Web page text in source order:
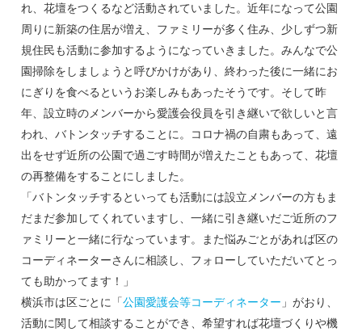
れ、花壇をつくるなど活動されていました。近年になって公園
周りに新築の住居が増え、ファミリーが多く住み、少しずつ新
規住民も活動に参加するようになっていきました。みんなで公
園掃除をしましょうと呼びかけがあり、終わった後に一緒にお
にぎりを食べるというお楽しみもあったそうです。そして昨
年、設立時のメンバーから愛護会役員を引き継いで欲しいと言
われ、バトンタッチすることに。コロナ禍の自粛もあって、遠
出をせず近所の公園で過ごす時間が増えたこともあって、花壇
の再整備をすることにしました。
「バトンタッチするといっても活動には設立メンバーの方もま
だまだ参加してくれていますし、一緒に引き継いだご近所のフ
ァミリーと一緒に行なっています。また悩みごとがあれば区の
コーディネーターさんに相談し、フォローしていただいてとっ
ても助かってます！」
横浜市は区ごとに「公園愛護会等コーディネーター 」がおり、
活動に関して相談することができ、希望すれば花壇づくりや機